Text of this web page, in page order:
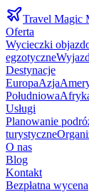
Travel Magic
Oferta
Wycieczki
egzotyczne
Destynacje
EuropaAzja
Południowa
Usługi
Planowanie
turystyczne
O nas
Blog
Kontakt
Bezpłatna wycena